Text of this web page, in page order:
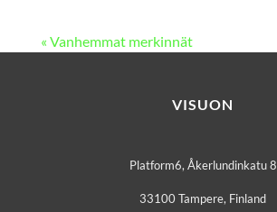
« Vanhemmat merkinnät
VISUON
Platform6, Åkerlundinkatu 8
33100 Tampere, Finland